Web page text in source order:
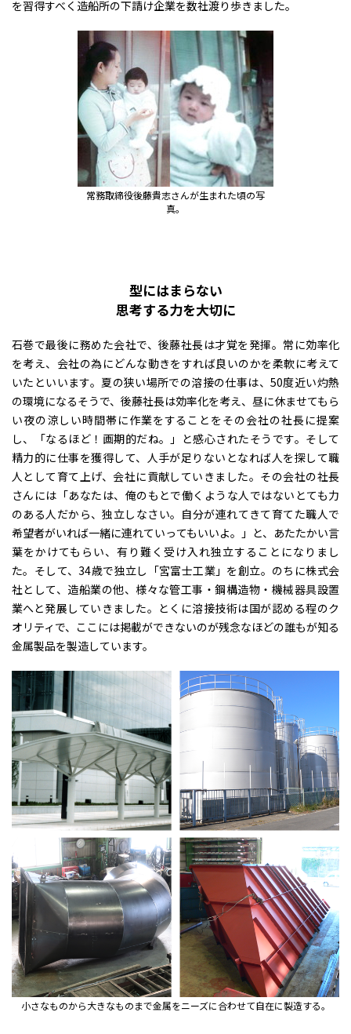
を習得すべく造船所の下請け企業を数社渡り歩きました。
常務取締役後藤貴志さんが生まれた頃の写
真。
型にはまらない
思考する力を大切に
石巻で最後に務めた会社で、後藤社長は才覚を発揮。常に効率化
を考え、会社の為にどんな動きをすれば良いのかを柔軟に考えて
いたといいます。夏の狭い場所での溶接の仕事は、50度近い灼熱
の環境になるそうで、後藤社長は効率化を考え、昼に休ませてもら
い夜の涼しい時間帯に作業をすることをその会社の社長に提案
し、「なるほど！画期的だね。」と感心されたそうです。そして
精力的に仕事を獲得して、人手が足りないとなれば人を探して職
人として育て上げ、会社に貢献していきました。その会社の社長
さんには「あなたは、俺のもとで働くような人ではないとても力
のある人だから、独立しなさい。自分が連れてきて育てた職人で
希望者がいれば一緒に連れていってもいいよ。」と、あたたかい言
葉をかけてもらい、有り難く受け入れ独立することになりまし
た。そして、34歳で独立し「宮富士工業」を創立。のちに株式会
社として、造船業の他、様々な管工事・鋼構造物・機械器具設置
業へと発展していきました。とくに溶接技術は国が認める程のク
オリティで、ここには掲載ができないのが残念なほどの誰もが知る
金属製品を製造しています。
小さなものから大きなものまで金属をニーズに合わせて自在に製造する。